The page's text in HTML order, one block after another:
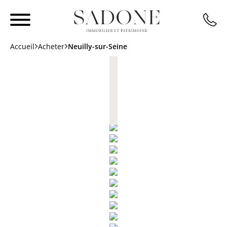
Accueil Acheter Neuilly-sur-Seine